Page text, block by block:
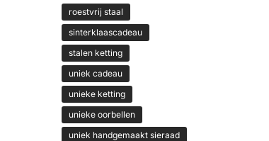
roestvrij staal
sinterklaascadeau
stalen ketting
uniek cadeau
unieke ketting
unieke oorbellen
uniek handgemaakt sieraad